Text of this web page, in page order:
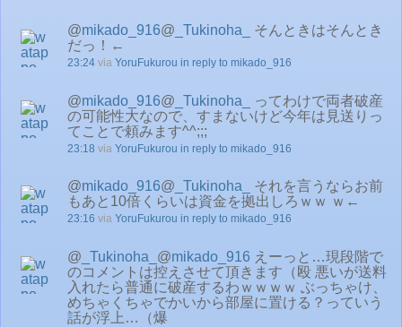
@mikado_916@ _Tukinoha_
そんときはそんとき
だっ！←
23:24 via YoruFukurou in reply to mikado_916
@mikado_916@ _Tukinoha_
ってわけで両者破産
の可能性大なので、すまないけど今年は見送りっ
てことで頼みます^^;;;
23:18 via YoruFukurou in reply to mikado_916
@mikado_916@ _Tukinoha_
それを言うならお前
もあと10倍くらいは資金を拠出しろｗｗ ｗ←
23:16 via YoruFukurou in reply to mikado_916
@ _Tukinoha_ @mikado_916 えーっと…現段階で
のコメントは控えさせて頂きます（殴 悪いが送料
入れたら普通に破産するわｗｗｗｗ ぶっちゃけ、
めちゃくちゃでかいから部屋に置ける？っていう
話が浮上…（爆